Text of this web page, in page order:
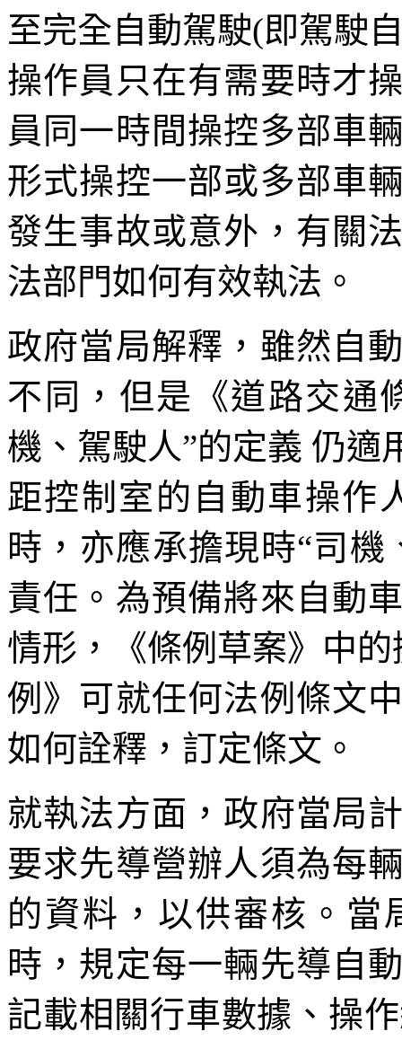
至完全自動駕駛(即駕駛
操作員只在有需要時才
員同一時間操控多部車
形式操控一部或多部車
發生事故或意外，有關
法部門如何有效執法。
政府當局解釋，雖然自
不同，但是《道路交通
機、駕駛人”的定義 仍適
距控制室的自動車操作
時，亦應承擔現時“司
責任。為預備將來自動
情形，《條例草案》中
例》可就任何法例條文
如何詮釋，訂定條文。
就執法方面，政府當局
要求先導營辦人須為每
的資料，以供審核。當
時，規定每一輛先導自
記載相關行車數據、操